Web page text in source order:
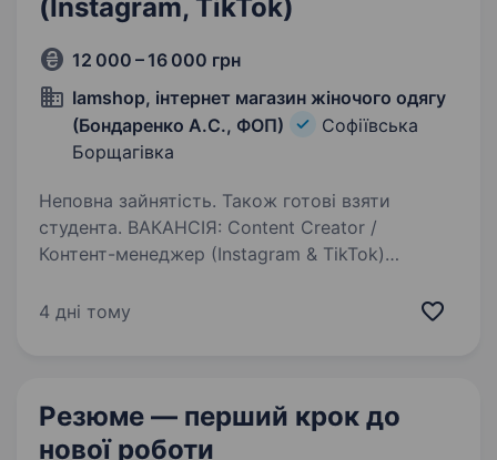
(Instagram, TikTok)
12 000 – 16 000 грн
Iamshop, інтернет магазин жіночого одягу
(Бондаренко А.С., ФОП)
Софіївська
Борщагівка
Неповна зайнятість. Також готові взяти
студента. ВАКАНСІЯ: Content Creator /
Контент-менеджер (Instagram & TikTok)
взуття та аксесуарів. Шукаємо дівчину-
4 дні тому
Резюме — перший крок до
нової роботи